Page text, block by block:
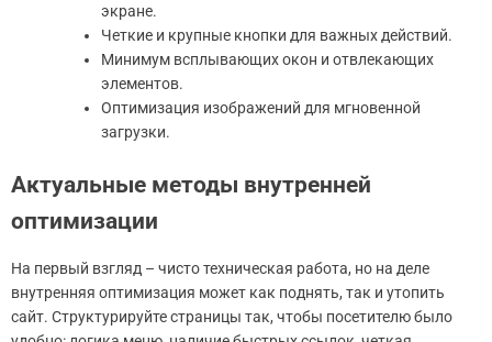
экране.
Четкие и крупные кнопки для важных действий.
Минимум всплывающих окон и отвлекающих
элементов.
Оптимизация изображений для мгновенной
загрузки.
Актуальные методы внутренней
оптимизации
На первый взгляд – чисто техническая работа, но на деле
внутренняя оптимизация может как поднять, так и утопить
сайт. Структурируйте страницы так, чтобы посетителю было